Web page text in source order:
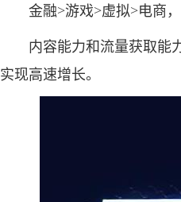
金融>游戏>虚拟>电商，
内容能力和流量获取能力
实现高速增长。